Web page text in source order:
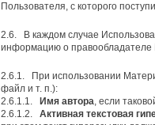
Пользователя, с которого
2.6. В каждом случае
информацию о
2.6.1. При использовании
файл и т. п.):
2.6.1.1.
Имя автора, если
2.6.1.2. Активная текстовая